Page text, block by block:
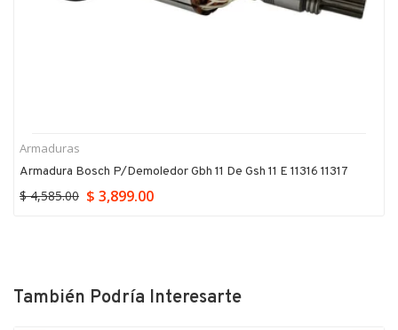
Armaduras
Armadura Bosch P/demoledor Gbh 11 De Gsh 11 E 11316 11317
$ 4,585.00 $ 3,899.00
También Podría Interesarte